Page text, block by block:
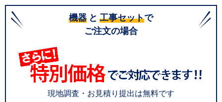
機器 と 工事セットで
ご注文の場合
現地調査・お見積り提出は無料です